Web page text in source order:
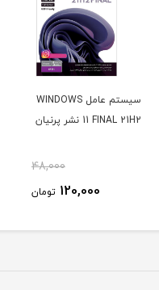
سیستم عامل WINDOWS
11 FINAL 21H2 نشر پرنیان
48,000
120,000 تومان